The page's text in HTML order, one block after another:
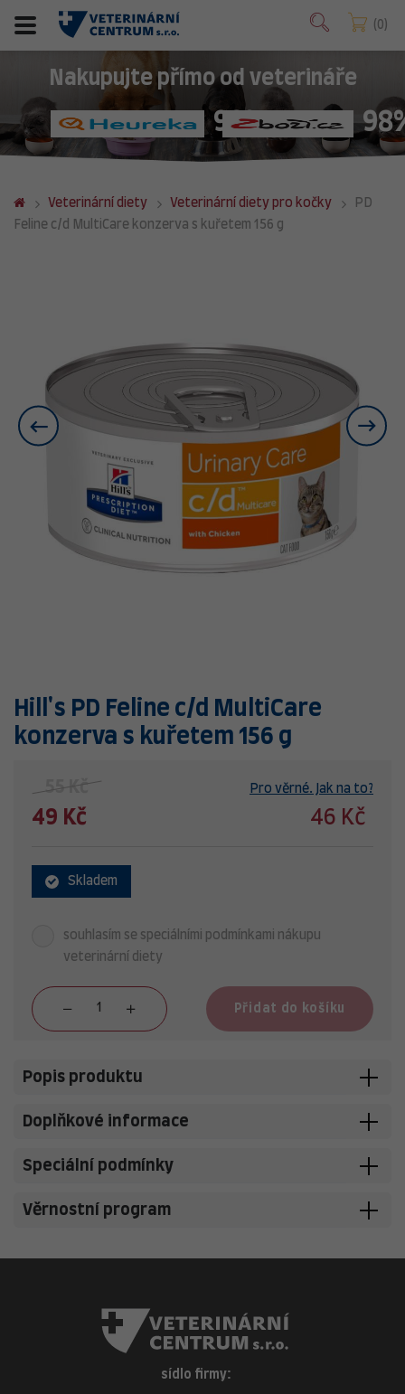
0
Nakupujte přímo od veterináře
98%
Veterinární diety Veterinární diety pro kočky
PD
Feline c/d MultiCare konzerva s kuřetem 156 g
Hill's PD Feline c/d MultiCare
konzerva s kuřetem 156 g
55 Kč Pro věrné. Jak na to?
49 Kč 46 Kč
Skladem
souhlasím se speciálními podmínkami nákupu
veterinární diety
Přidat do košíku
Popis produktu
Doplňkové informace
Speciální podmínky
Věrnostní program
sídlo firmy: